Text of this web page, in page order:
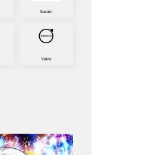
Suzuki
Volvo